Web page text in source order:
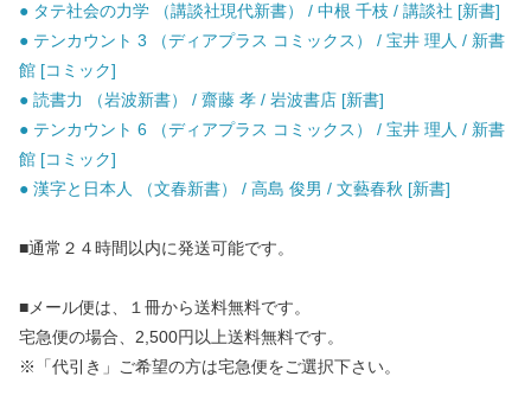
● タテ社会の力学 （講談社現代新書） / 中根 千枝 / 講談社 [新書]
● テンカウント 3 （ディアプラス コミックス） / 宝井 理人 / 新書
館 [コミック]
● 読書力 （岩波新書） / 齋藤 孝 / 岩波書店 [新書]
● テンカウント 6 （ディアプラス コミックス） / 宝井 理人 / 新書
館 [コミック]
● 漢字と日本人 （文春新書） / 高島 俊男 / 文藝春秋 [新書]
■通常２４時間以内に発送可能です。
■メール便は、１冊から送料無料です。
宅急便の場合、2,500円以上送料無料です。
※「代引き」ご希望の方は宅急便をご選択下さい。